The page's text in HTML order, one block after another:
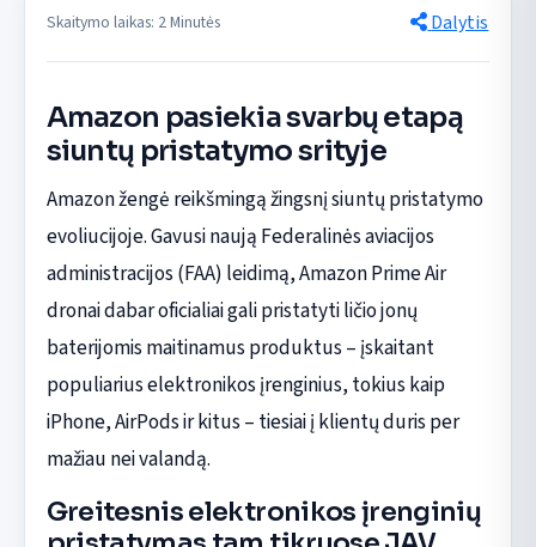
Skaitymo laikas: 2 Minutės Dalytis
Amazon pasiekia svarbų etapą
siuntų pristatymo srityje
Amazon žengė reikšmingą žingsnį siuntų pristatymo
evoliucijoje. Gavusi naują Federalinės aviacijos
administracijos (FAA) leidimą, Amazon Prime Air
dronai dabar oficialiai gali pristatyti ličio jonų
baterijomis maitinamus produktus – įskaitant
populiarius elektronikos įrenginius, tokius kaip
iPhone, AirPods ir kitus – tiesiai į klientų duris per
mažiau nei valandą.
Greitesnis elektronikos įrenginių